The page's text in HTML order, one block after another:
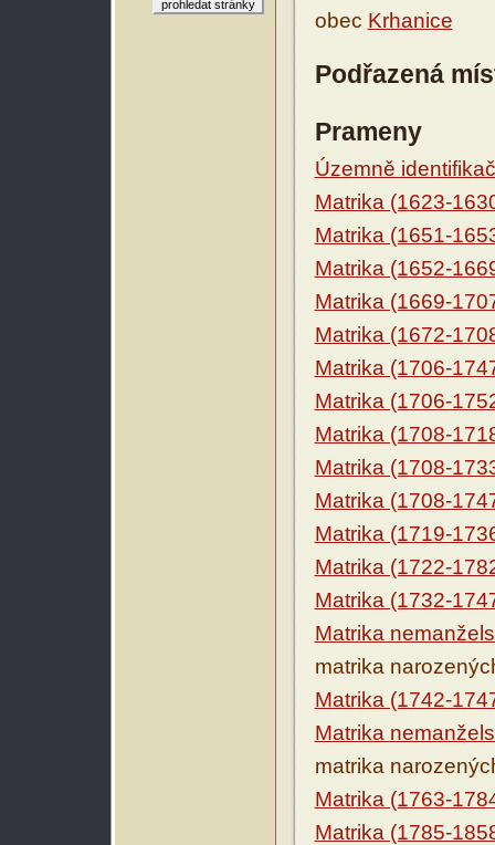
obec Krhanice
Podřazená
Prameny
Územně
Matrika (1623-
Matrika (1651-
Matrika (1652-
Matrika (1669-
Matrika (1672-
Matrika (1706-
Matrika (1706-
Matrika (1708-
Matrika (1708-
Matrika (1708-
Matrika (1719-
Matrika (1722-
Matrika (1732-
Matrika
matrika
Matrika (1742-
Matrika
matrika
Matrika (1763-
Matrika (1785-